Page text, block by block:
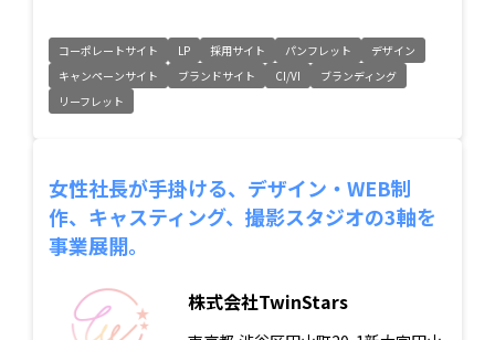
コーポレートサイト LP 採用サイト パンフレット
デザイン
キャンペーンサイト
ブランドサイト CI/VI
ブランディング
リーフレット
女性社長が手掛ける、デザイン・WEB制
作、キャスティング、撮影スタジオの3軸を
事業展開。
株式会社TwinStars